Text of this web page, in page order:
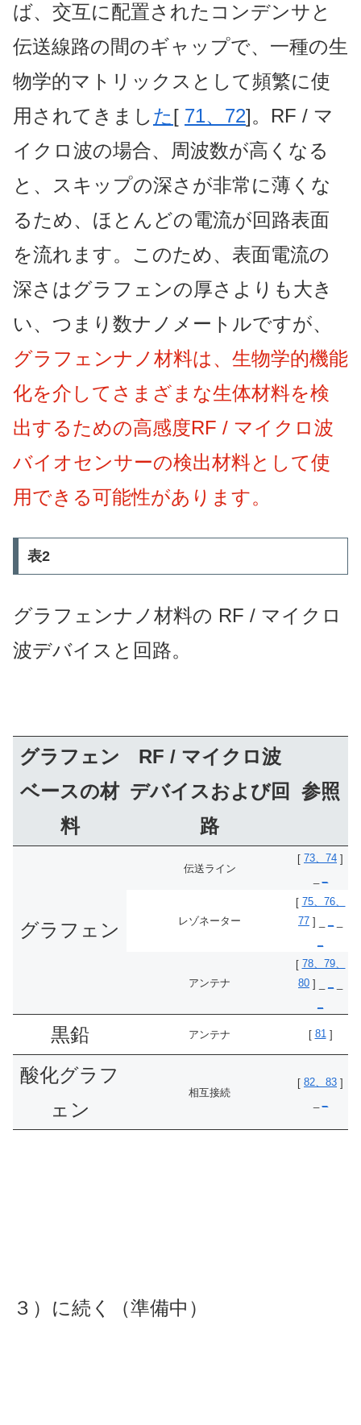
ば、交互に配置されたコンデンサと
伝送線路の間のギャップで、一種の生
物学的マトリックスとして頻繁に使
用されてきまし た[ 71、72]。RF / マ
イクロ波の場合、周波数が高くなる
と、スキップの深さが非常に薄くな
るため、ほとんどの電流が回路表面
を流れます。このため、表面電流の
深さはグラフェンの厚さよりも大き
い、つまり数ナノメートルですが、
グラフェンナノ材料は、生物学的機能
化を介してさまざまな生体材料を検
出するための高感度RF / マイクロ波
バイオセンサーの検出材料として使
用できる可能性があります。
表2
グラフェンナノ材料の RF / マイクロ
波デバイスと回路。
グラフェン
ベースの材
料
RF / マイクロ波
デバイスおよび回
路
参照
グラフェン
伝送ライン
[ 73、74 ]
レゾネーター
[ 75、76、
77 ] _
アンテナ
[ 78、79、
80 ] _
黒鉛 アンテナ [ 81]
酸化グラフ
ェン
相互接続
[ 82、83 ]
３）に続く（準備中）